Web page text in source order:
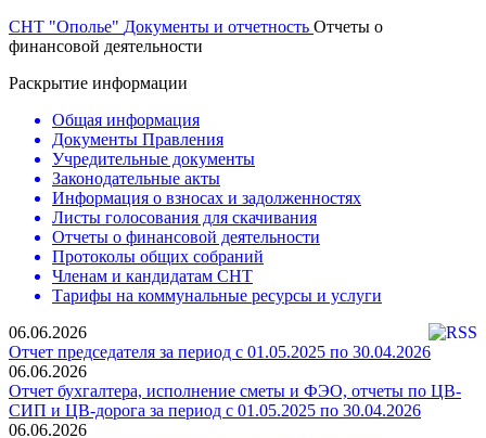
СНТ "Ополье" Документы и отчетность Отчеты о
финансовой деятельности
Раскрытие информации
Общая информация
Документы Правления
Учредительные документы
Законодательные акты
Информация о взносах и задолженностях
Листы голосования для скачивания
Отчеты о финансовой деятельности
Протоколы общих собраний
Членам и кандидатам СНТ
Тарифы на коммунальные ресурсы и услуги
06.06.2026
Отчет председателя за период с 01.05.2025 по 30.04.2026
06.06.2026
Отчет бухгалтера, исполнение сметы и ФЭО, отчеты по ЦВ-
СИП и ЦВ-дорога за период с 01.05.2025 по 30.04.2026
06.06.2026